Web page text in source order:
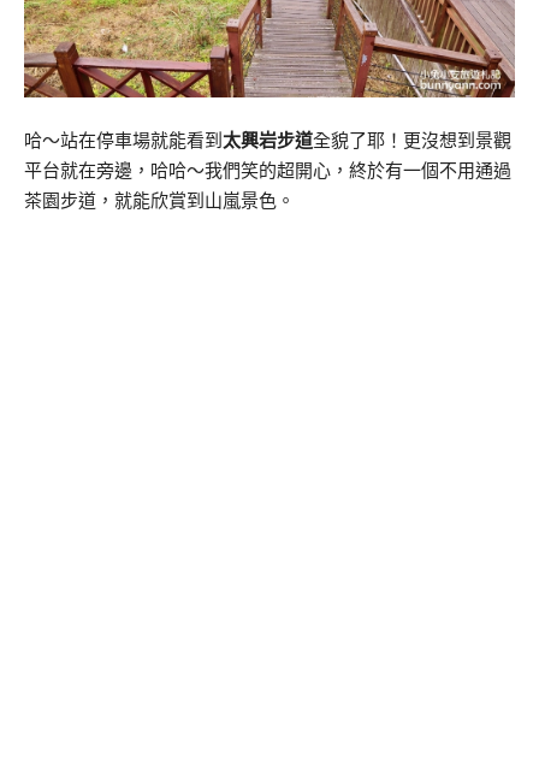
哈～站在停車場就能看到 太興岩步道全貌了耶！更沒想到景觀
平台就在旁邊，哈哈～我們笑的超開心，終於有一個不用通過
茶園步道，就能欣賞到山嵐景色。